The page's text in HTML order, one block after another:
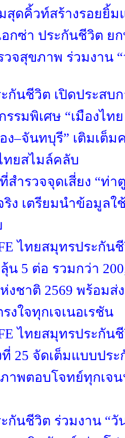
สุดคิ้วท์สร้างรอยยิ้ม
อกซ่า ประกันชีวิต
วจสุขภาพ ร่วมงาน
กันชีวิต เปิดประสบ
รมพิเศษ “เมืองไท
ง–จันทบุรี” เติมเต็
ทยสไมล์คลับ
สำรวจจุดเสี่ยง “ท่า
ง เตรียมนำข้อมูล
ไทยสมุทรประกัน
น 5 ต่อ รวมกว่า
งชาติ 2569 พร้อม
งใจทุกเจเนอเรชัน
ไทยสมุทรประกัน
25 จัดเต็มแบบปร
าพตอบโจทย์ทุกเจ
ะกันชีวิต ร่วมงาน “